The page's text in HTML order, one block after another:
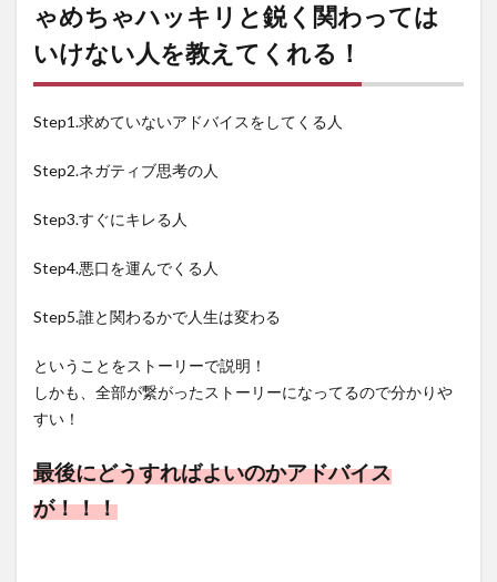
ゃめちゃハッキリと鋭く関わっては
いけない人を教えてくれる！
Step1.求めていないアドバイスをしてくる人
Step2.ネガティブ思考の人
Step3.すぐにキレる人
Step4.悪口を運んでくる人
Step5.誰と関わるかで人生は変わる
ということをストーリーで説明！
しかも、全部が繋がったストーリーになってるので分かりや
すい！
最後にどうすればよいのかアドバイス
が！！！